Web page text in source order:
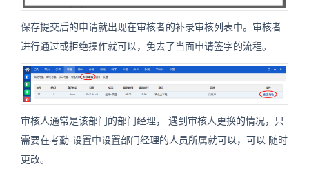
保存提交后的申请就出现在审核者的补录审核列表中。审核者
进行通过或拒绝操作就可以，免去了当面申请签字的流程。
审核人通常是该部门的部门经理， 遇到审核人更换的情况，
只
需要在考勤-设置中设置部门经理的人员所属就可以，可以 随时
更改。